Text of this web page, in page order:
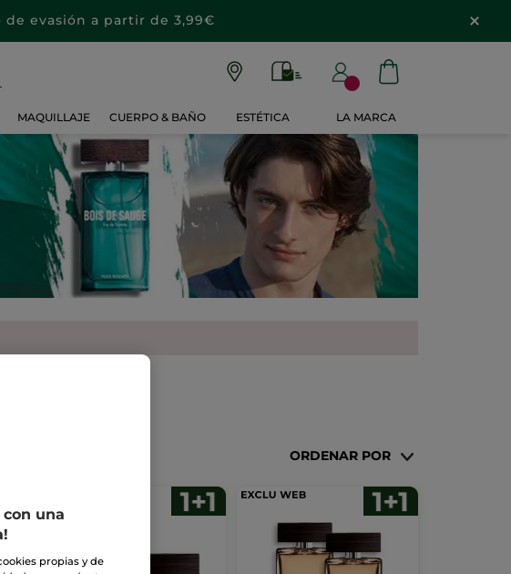
de evasión a partir de 3,99€
MAQUILLAJE CUERPO & BAÑO ESTÉTICA LA MARCA
ORDENAR POR
una
propias y de